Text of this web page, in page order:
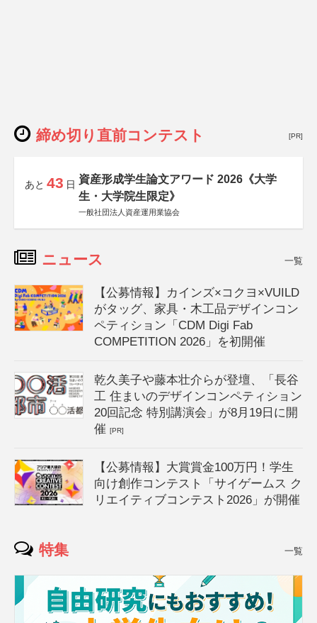
締め切り直前コンテスト [PR]
あと 43 日 資産形成学生論文アワード 2026《大学
生・大学院生限定》
一般社団法人資産運用業協会
ニュース 一覧
【公募情報】カインズ×コクヨ×VUILD
がタッグ、家具・木工品デザインコン
ペティション「CDM Digi Fab
COMPETITION 2026」を初開催
乾久美子や藤本壮介らが登壇、「長谷
工 住まいのデザインコンペティション
20回記念 特別講演会」が8月19日に開
催[PR]
【公募情報】大賞賞金100万円！学生
向け創作コンテスト「サイゲームス ク
リエイティブコンテスト2026」が開催
特集 一覧